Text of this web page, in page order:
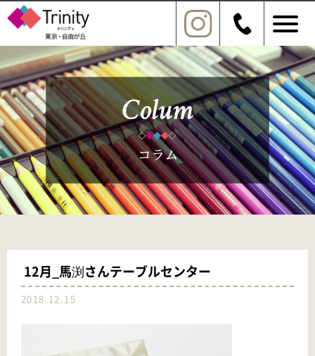
12月_馬渕さんテーブルセンター
2018.12.15